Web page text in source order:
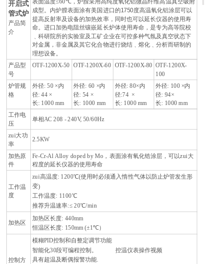
开启式
管式炉
产品简
介
表面温度≤60℃ ，炉膛采用高纯度氧化铝微晶纤维高温真空吸附
成型。 内炉膛表面涂有美国进口的1750度高温氧化铝涂层可以
提高反射率及设备的加热效率，同时也可以延长仪器的使用寿
命。进口加热电阻丝镶嵌延长炉体使用寿命，是专为高等院校
﹑科研院所的实验室及工矿企业在可控多种气氛及真空状态下
对金属，非金属及其它化合物进行烧结﹑熔化﹑分析而研制的
理想设备。
产品型
号
OTF-1200X-50 OTF-1200X-60 OTF-1200X-80 OTF-1200X-
100
炉管规
格
外径: 50 ×内
径: 44 ×
长: 1000 mm
外径: 60 ×内
径: 54 ×
长: 1000 mm
外径: 80×内
径:74 ×
长: 1000 mm
外径: 100 ×内
径: 94×
长: 1000 mm
工作电
压
单相AC 208 - 240V, 50/60Hz
zui大功
率
2.5KW
加热原
件
Fe-Cr-Al Alloy doped by Mo ，表面涂有氧化锆涂层，可以zui大
程度的延长仪器的使用寿命
工作温
度
zui高温度: 1200℃(使用时必须通入惰性气体以防止炉管发生形
变)
工作温度: 1100℃
推荐升温速率:≤ 20℃/min
加热区
加热区长度: 440mm
恒温区长度: 150mm (±1℃）
控制方
模糊PID控制和自整定调节功能
智能化30段可编程控制。控温仪表操作视频
具有超温及断偶报警功能.